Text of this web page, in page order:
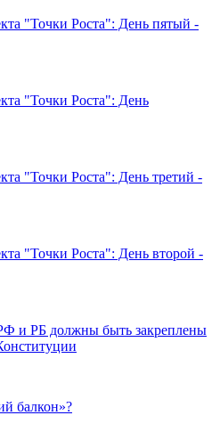
"Точки Роста": День пятый -
"Точки Роста": День
"Точки Роста": День третий -
"Точки Роста": День второй -
и РБ должны быть закреплены
балкон»?